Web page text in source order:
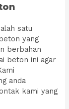
satu
yang
berbahan
beton ini agar
anda
kami yang